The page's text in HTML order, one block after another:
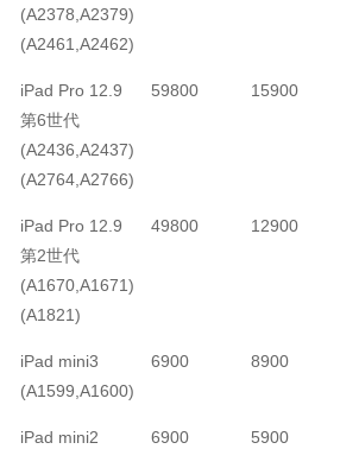
(A2378,A2379)
(A2461,A2462)
iPad Pro 12.9
第6世代
(A2436,A2437)
(A2764,A2766)
59800 15900
iPad Pro 12.9
第2世代
(A1670,A1671)
(A1821)
49800 12900
iPad mini3
(A1599,A1600)
6900 8900
iPad mini2
6900 5900